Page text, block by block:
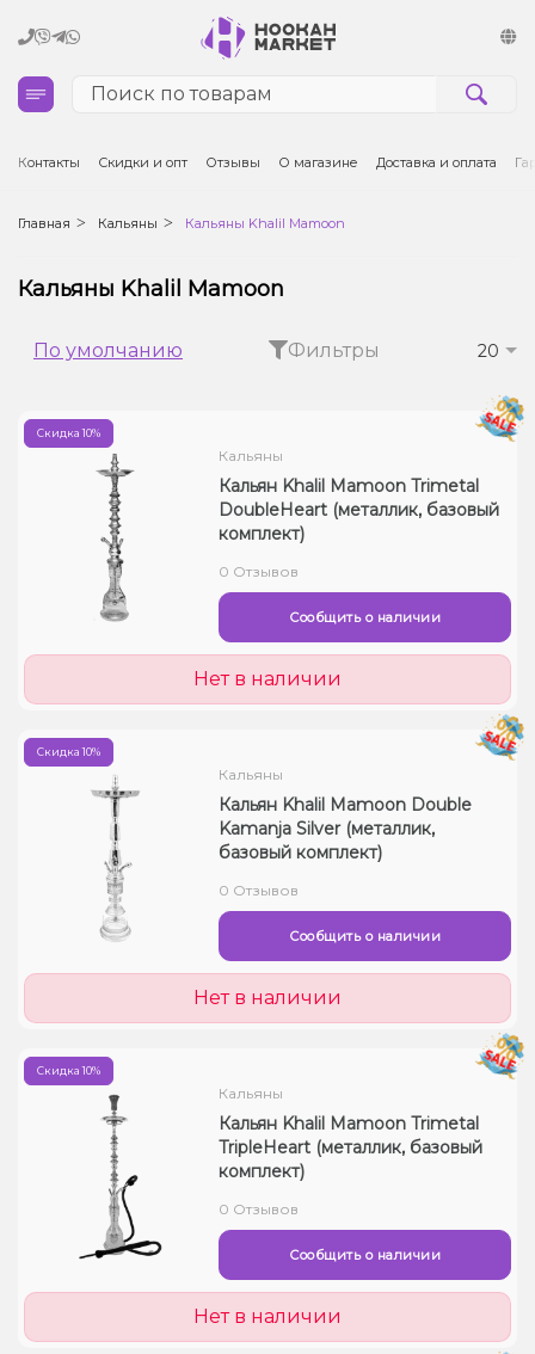
Кальяны
Табак для кальяна и кальянные смеси
Электронные сигареты (POD)
Комплектующие для POD
Жидкости для электронных сигарет
Подарочные наборы
Контакты Скидки и опт Отзывы О магазине Доставка и оплата
Главная Кальяны Кальяны Khalil Mamoon
Кальяны Khalil Mamoon
По умолчанию Фильтры 20
Скидка 10%
Кальяны
Кальян Khalil Mamoon Trimetal
DoubleHeart (металлик, базовый
комплект)
0 Отзывов
Сообщить о наличии
Нет в наличии
Скидка 10%
Кальяны
Кальян Khalil Mamoon Double
Kamanja Silver (металлик,
базовый комплект)
0 Отзывов
Сообщить о наличии
Нет в наличии
Скидка 10%
Кальяны
Кальян Khalil Mamoon Trimetal
TripleHeart (металлик, базовый
комплект)
0 Отзывов
Сообщить о наличии
Нет в наличии